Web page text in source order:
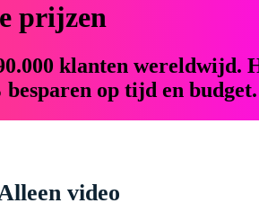
prijzen
klanten wereldwijd.
op tijd en budget.
video